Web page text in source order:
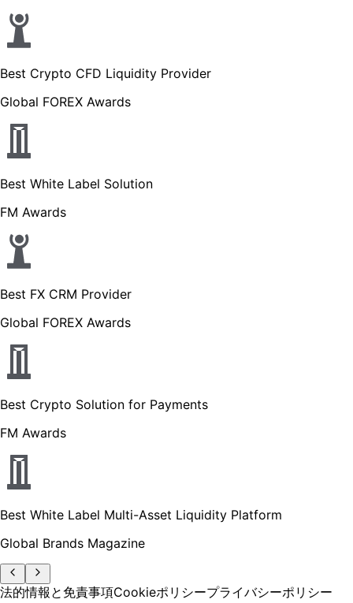
Best Crypto CFD Liquidity Provider
Global FOREX Awards
Best White Label Solution
FM Awards
Best FX CRM Provider
Global FOREX Awards
Best Crypto Solution for Payments
FM Awards
Best White Label Multi-Asset Liquidity Platform
Global Brands Magazine
法的情報と免責事項Cookieポリシープライバシーポリシー